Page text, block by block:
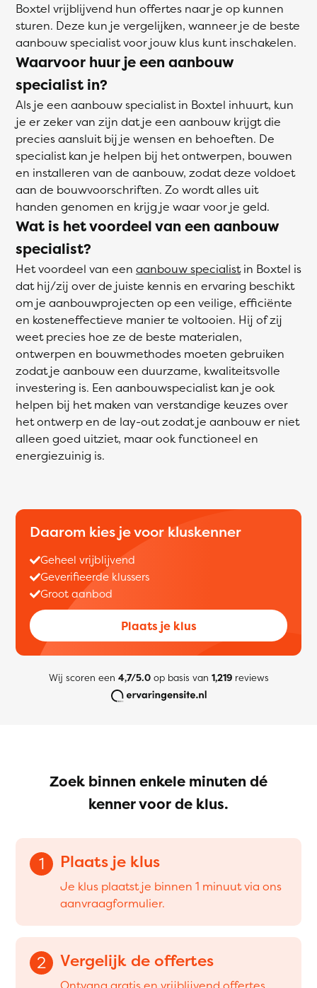
Boxtel vrijblijvend hun offertes naar je op kunnen
sturen. Deze kun je vergelijken, wanneer je de beste
aanbouw specialist voor jouw klus kunt inschakelen.
Waarvoor huur je een aanbouw
specialist in?
Als je een aanbouw specialist in Boxtel inhuurt, kun
je er zeker van zijn dat je een aanbouw krijgt die
precies aansluit bij je wensen en behoeften. De
specialist kan je helpen bij het ontwerpen, bouwen
en installeren van de aanbouw, zodat deze voldoet
aan de bouwvoorschriften. Zo wordt alles uit
handen genomen en krijg je waar voor je geld.
Wat is het voordeel van een aanbouw
specialist?
Het voordeel van een aanbouw specialistin Boxtel is
dat hij/zij over de juiste kennis en ervaring beschikt
om je aanbouwprojecten op een veilige, efficiënte
en kosteneffectieve manier te voltooien. Hij of zij
weet precies hoe ze de beste materialen,
ontwerpen en bouwmethodes moeten gebruiken
zodat je aanbouw een duurzame, kwaliteitsvolle
investering is. Een aanbouwspecialist kan je ook
helpen bij het maken van verstandige keuzes over
het ontwerp en de lay-out zodat je aanbouw er niet
alleen goed uitziet, maar ook functioneel en
energiezuinig is.
Daarom kies je voor kluskenner
Geheel vrijblijvend
Geverifieerde klussers
Groot aanbod
Plaats je klus
Wij scoren een 4,7/5.0op basis van 1,219reviews
Zoek binnen enkele minuten dé
kenner voor de klus.
1 Plaats je klus
Je klus plaatst je binnen 1 minuut via ons
aanvraagformulier.
2 Vergelijk de offertes